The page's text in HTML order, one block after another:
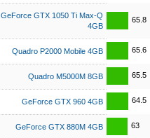
GeForce GTX 1050 Ti Max-Q
4GB
65.8
Quadro P2000 Mobile 4GB 65.6
Quadro M5000M 8GB 65.5
GeForce GTX 960 4GB 64.5
GeForce GTX 880M 4GB 63